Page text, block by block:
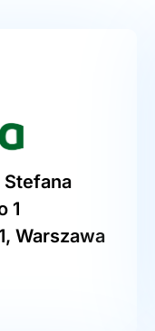
Stefana
1
Warszawa